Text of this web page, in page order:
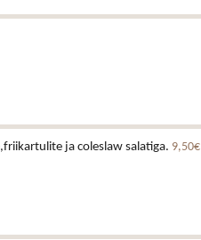
ja coleslaw salatiga. 9,50€